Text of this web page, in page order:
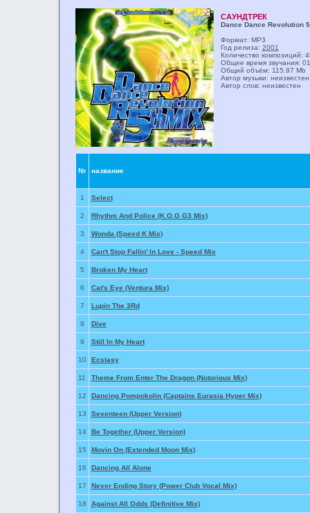
САУНДТРЕК
Dance Dance Revolution
Формат: MP3
Год релиза: 2001
Количество композиций:
Общее время звучания:
Общий объём: 115.97 Mb
Автор музыки: неизвестен
Автор слов: неизвестен
№ название
1 Select
2 Rhythm And Police (K.O.G G3 Mix)
3 Wonda (Speed K Mix)
4 Can't Stop Fallin' In Love - Speed Mix
5 Broken My Heart
6 Cat's Eye (Ventura Mix)
7 Lupin The 3Rd
8 Dive
9 Still In My Heart
10 Ecstasy
11 Theme From Enter The Dragon (Notorious Mix)
12 Dancing Pompokolin (Captains Eurasia Hyper Mix)
13 Seventeen (Upper Version)
14 Be Together (Upper Version)
15 Movin On (Extended Moon Mix)
16 Dancing All Alone
17 Never Ending Story (Power Club Vocal Mix)
18 Against All Odds (Definitive Mix)